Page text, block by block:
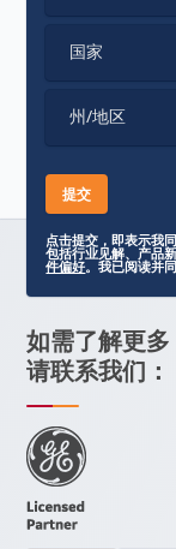
国家
州/地区
点击提交，即表示我
包括行业见解、产品
件偏好。我已阅读并
如需了解更多
请联系我们：